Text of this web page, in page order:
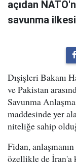
açıdan
savunma
Dışişleri Bakanı
ve Pakistan
Savunma
maddesinde yer
niteliğe sahip
Fidan,
özellikle de İran'a